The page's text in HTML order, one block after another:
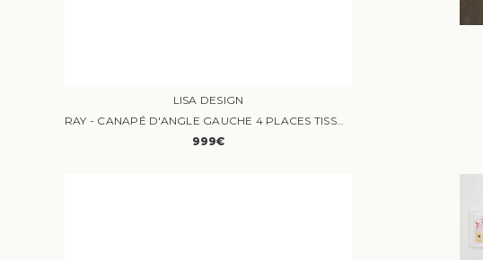
LISA DESIGN
RAY - CANAPÉ D'ANGLE GAUCHE 4 PLACES TISSU VERT
999€